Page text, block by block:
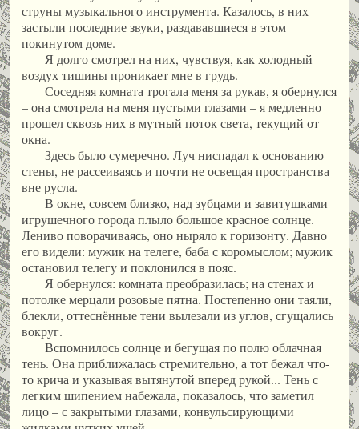
струны музыкального инструмента. Казалось, в них
застыли последние звуки, раздававшиеся в этом
покинутом доме.
Я долго смотрел на них, чувствуя, как холодный
воздух тишины проникает мне в грудь.
Соседняя комната трогала меня за рукав, я обернулся
– она смотрела на меня пустыми глазами – я медленно
прошел сквозь них в мутный поток света, текущий от
окна.
Здесь было сумеречно. Луч ниспадал к основанию
стены, не рассеиваясь и почти не освещая пространства
вне русла.
В окне, совсем близко, над зубцами и завитушками
игрушечного города плыло большое красное солнце.
Лениво поворачиваясь, оно ныряло к горизонту. Давно
его видели: мужик на телеге, баба с коромыслом; мужик
остановил телегу и поклонился в пояс.
Я обернулся: комната преобразилась; на стенах и
потолке мерцали розовые пятна. Постепенно они таяли,
блекли, оттеснённые тени вылезали из углов, сгущались
вокруг.
Вспомнилось солнце и бегущая по полю облачная
тень. Она приближалась стремительно, а тот бежал что-
то крича и указывая вытянутой вперед рукой... Тень с
легким шипением набежала, показалось, что заметил
лицо – с закрытыми глазами, конвульсирующими